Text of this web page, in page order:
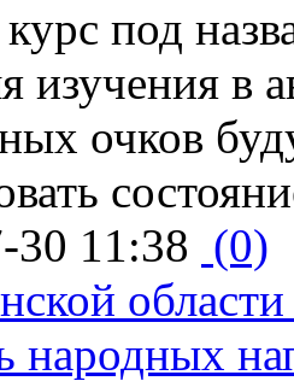
под
изучения
очков
30 11:38 (0)
народных